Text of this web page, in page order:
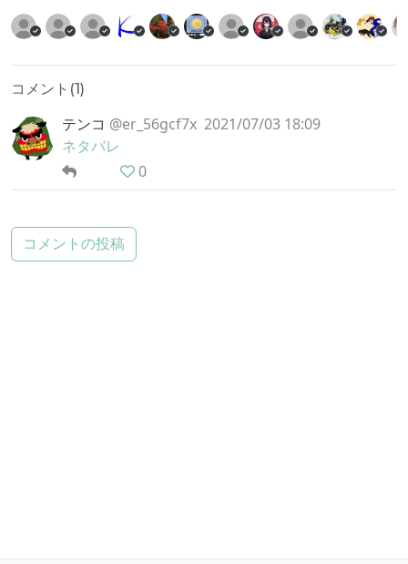
コメント(1)
テンコ @er_56gcf7x 2021/07/03 18:09
ネタバレ
0
コメントの投稿